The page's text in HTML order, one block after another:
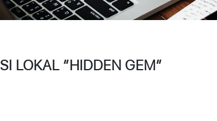
LOKAL “HIDDEN GEM”